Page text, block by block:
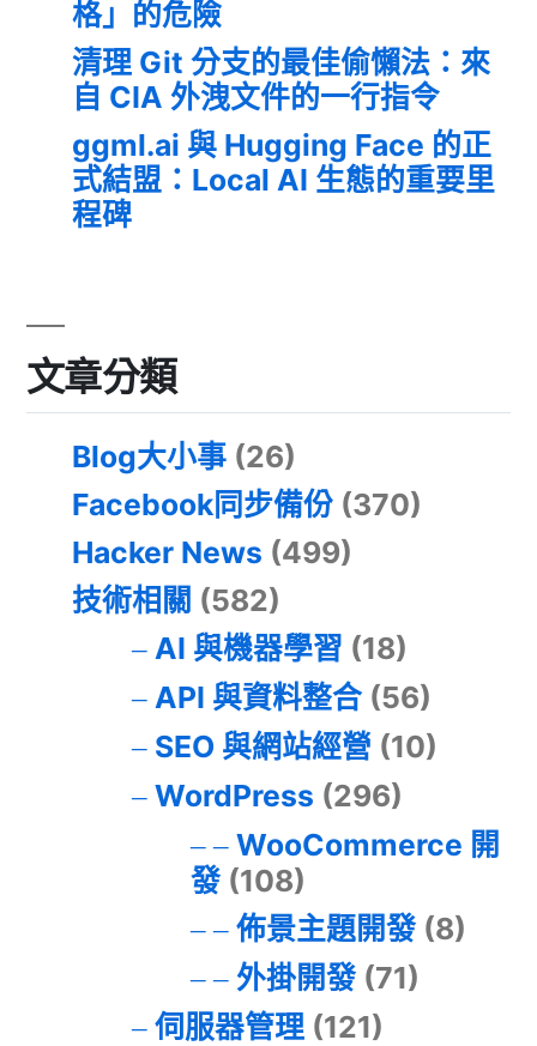
格」的危險
清理 Git 分支的最佳偷懶法：來
自 CIA 外洩文件的一行指令
ggml.ai 與 Hugging Face 的正
式結盟：Local AI 生態的重要里
程碑
文章分類
Blog大小事 (26)
Facebook同步備份 (370)
Hacker News (499)
技術相關 (582)
AI 與機器學習 (18)
API 與資料整合(56)
SEO 與網站經營 (10)
WordPress (296)
WooCommerce 開
發(108)
佈景主題開發(8)
外掛開發(71)
伺服器管理(121)